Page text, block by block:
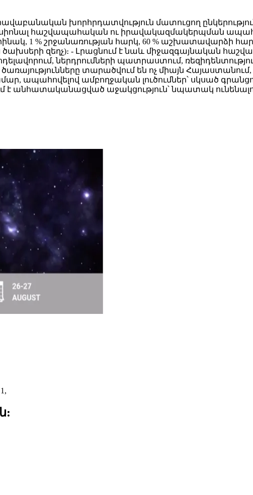
խորհրդատվություն մատուցող
հաշվապահական ու իրավակազմակերպման
1 % շրջանառության հարկ, 60 % աշխատավարձի
ծախսերի զեղչ)։ - Լրացնում է նաև միջազգայնական
ներդրումների պատրաստում,
ծառայությունները տարածվում են ոչ միայն
ապահովելով ամբողջական լուծումներ՝ սկսած
է անհատականացված աջակցություն՝ նպատակ